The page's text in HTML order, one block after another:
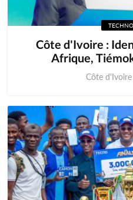
Côte d'Ivoire :
Afrique,
Côte